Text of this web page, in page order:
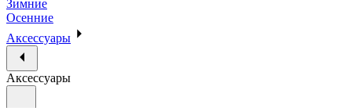
Зимние
Осенние
Аксессуары
Аксессуары